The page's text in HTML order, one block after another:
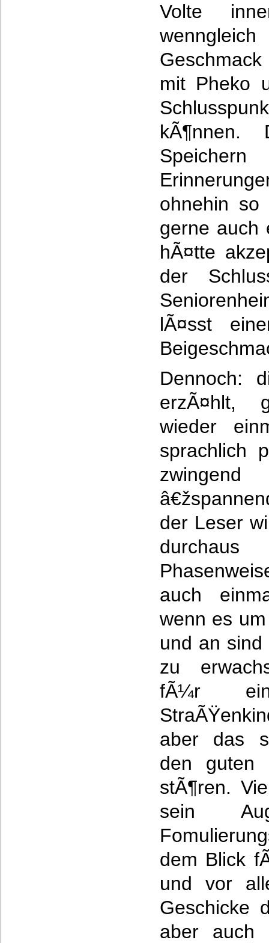
Volte
mit Pheko
ohnehin so
gerne auch
hÃ¤tte
der
lÃ¤sst
Dennoch:
erzÃ¤hlt,
wieder
sprachlich
der Leser
auch
wenn es
und an sind
zu
fÃ¼r
aber das
den guten
stÃ¶ren.
sein
dem Blick
und vor
Geschicke
aber auch